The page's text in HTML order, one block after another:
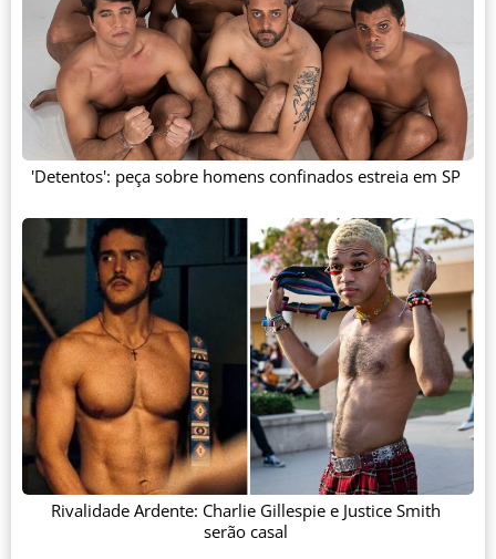
'Detentos': peça sobre homens confinados estreia em SP
Rivalidade Ardente: Charlie Gillespie e Justice Smith
serão casal